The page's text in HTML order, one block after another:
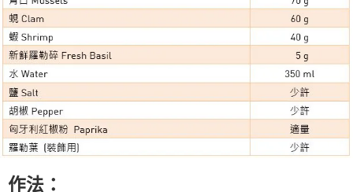
作法：